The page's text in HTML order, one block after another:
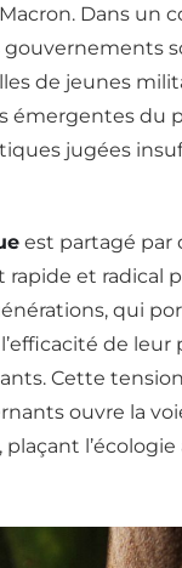
Dans un
de jeunes
émergentes du
jugées
est partagé par
et radical
qui
de
Cette
ouvre la